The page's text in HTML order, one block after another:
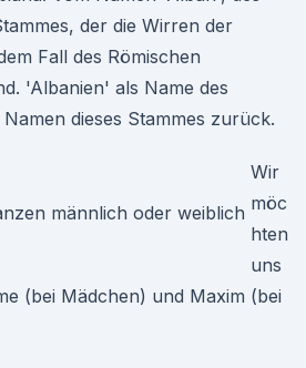
der die Wirren der
Fall des Römischen
'Albanien' als Name des
dieses Stammes zurück.
Wir
möc
hten
uns
(bei Mädchen) und Maxim (bei